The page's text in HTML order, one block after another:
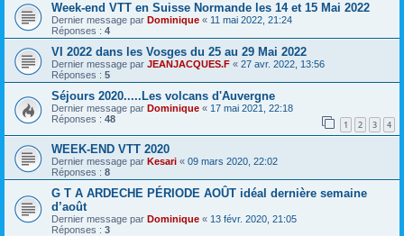
Week-end VTT en Suisse Normande les 14 et 15 Mai 2022
Dernier message par Dominique « 11 mai 2022, 21:24
Réponses : 4
VI 2022 dans les Vosges du 25 au 29 Mai 2022
Dernier message par JEANJACQUES.F « 27 avr. 2022, 13:56
Réponses : 5
Séjours 2020.....Les volcans d'Auvergne
Dernier message par Dominique « 17 mai 2021, 22:18
Réponses : 48 1 2 3 4
WEEK-END VTT 2020
Dernier message par Kesari « 09 mars 2020, 22:02
Réponses : 8
G T A ARDECHE PÉRIODE AOÛT idéal dernière semaine
d’août
Dernier message par Dominique « 13 févr. 2020, 21:05
Réponses : 3